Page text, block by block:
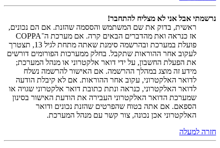
נרשמתי אבל אני לא מצליח להתחבר!
ראשית, בדוק את שם המשתמש והססמה שהזנת. אם הם נכונים,
אז כנראה ואת מהדברים הבאים קרה. אם מערכת ה־COPPA
פועלת במערכת ובהרשמה סימנת שאתה מתחת לגיל 13, תצטרך
לעקוב אחר ההוראות שתקבל. בחלק ממערכות הפורומים דורשים
את הפעלת החשבון, על ידי דואר אלקטרוני או מנהל המערכת;
מידע זה מוצג במהלך ההרשמה. אם האישור להרשמה נשלח
לדואר האלקטרוני, עקוב אחר ההוראות. אם לא קיבלת הודעה
לדואר האלקטרוני, כנראה ונתת כתובת דואר אלקטרוני שגויה או
שמערכת הדואר האלקטרוני העבירה את הודעת האישור בסינון
הספאם. אם אתה בטוח שהפרטים שהזנת נכונים ודואר
האלקטרוני אכן נכונה, צור קשר עם מנהל המערכת.
חזרה למעלה